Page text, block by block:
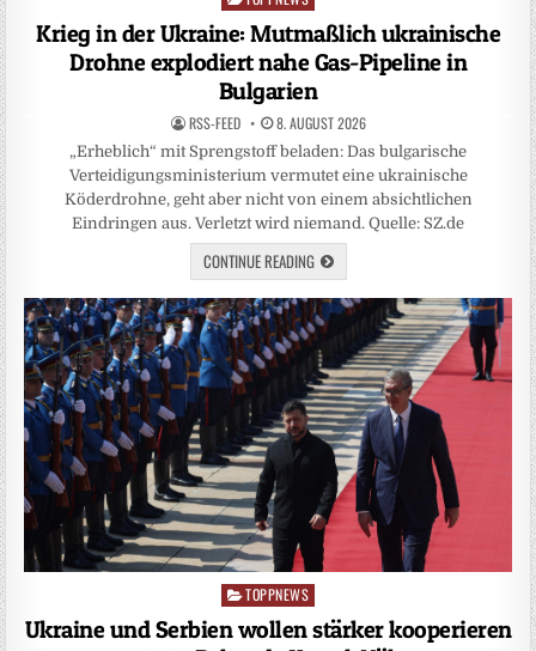
Krieg in der Ukraine: Mutmaßlich ukrainische
Drohne explodiert nahe Gas-Pipeline in
Bulgarien
RSS-FEED 8. AUGUST 2026
„Erheblich“ mit Sprengstoff beladen: Das bulgarische
Verteidigungsministerium vermutet eine ukrainische
Köderdrohne, geht aber nicht von einem absichtlichen
Eindringen aus. Verletzt wird niemand. Quelle: SZ.de
CONTINUE READING
Posted
TOPPNEWS
Ukraine und Serbien wollen stärker kooperieren